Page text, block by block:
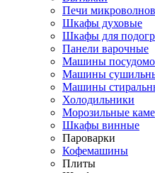
Печи
Шкафы духовые
Шкафы для
Панели варочные
Машины
Машины
Машины
Холодильники
Морозильные
Шкафы винные
Пароварки
Кофемашины
Плиты